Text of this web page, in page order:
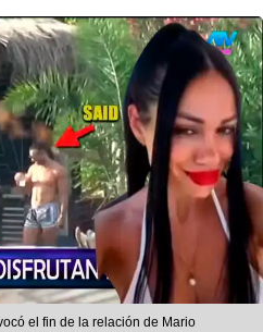
el fin de la relación de Mario